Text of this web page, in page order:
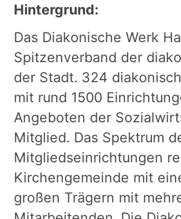
Hintergrund:
Das Diakonische Werk
Spitzenverband der
der Stadt. 324
mit rund 1500
Angeboten der
Mitglied. Das Spektrum
Mitgliedseinrichtungen
Kirchengemeinde mit
großen Trägern mit